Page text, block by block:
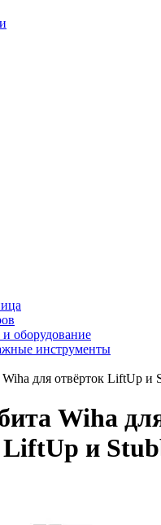
оборудование
инструменты
для отвёрток LiftUp и
Wiha
LiftUp и